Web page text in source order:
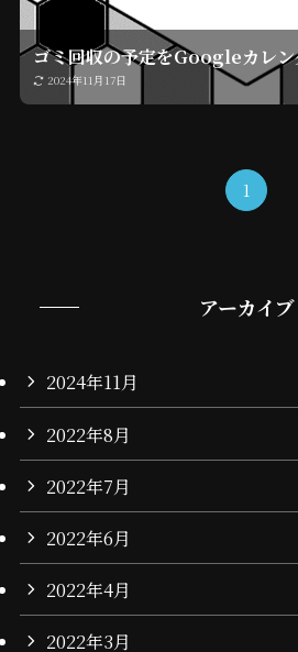
ゴミ回収の予定をGoogleカレン
2024年11月17日
1
アーカイブ
2024年11月
2022年8月
2022年7月
2022年6月
2022年4月
2022年3月